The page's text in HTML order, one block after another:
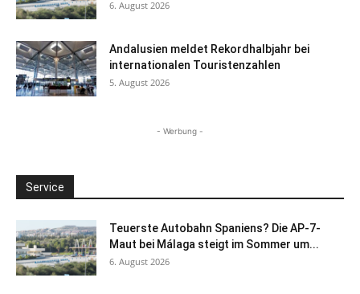
6. August 2026
Andalusien meldet Rekordhalbjahr bei
internationalen Touristenzahlen
5. August 2026
- Werbung -
Service
Teuerste Autobahn Spaniens? Die AP-7-
Maut bei Málaga steigt im Sommer um...
6. August 2026